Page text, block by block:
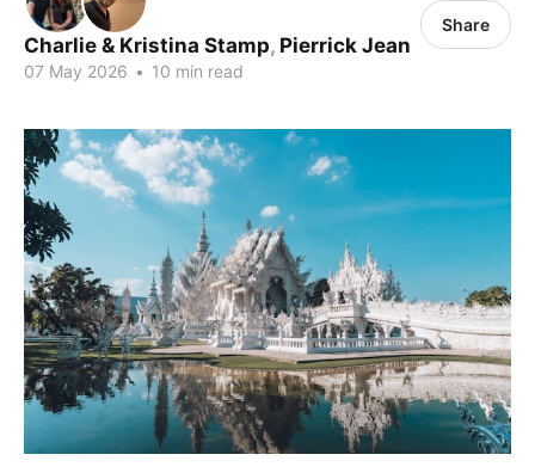
Charlie & Kristina Stamp, Pierrick Jean
07 May 2026 • 10 min read
Share